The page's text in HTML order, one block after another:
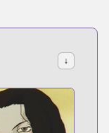
↓